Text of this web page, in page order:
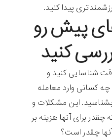
پیدا کنید.
پیش رو
کنید
شناسایی کنید و
کسانی وارد معامله
این مشکلات و
برای آنها هزینه بر
چقدر است؟